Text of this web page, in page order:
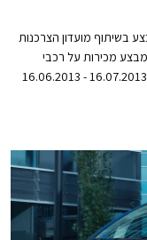
בשיתוף מועדון הצרכנות
מכירות על רכבי
ואופנועי הונדה השונים. המבצע יערך בין התאריכים 16.07.2013 - 16.06.2013
ברכישת אביזרים